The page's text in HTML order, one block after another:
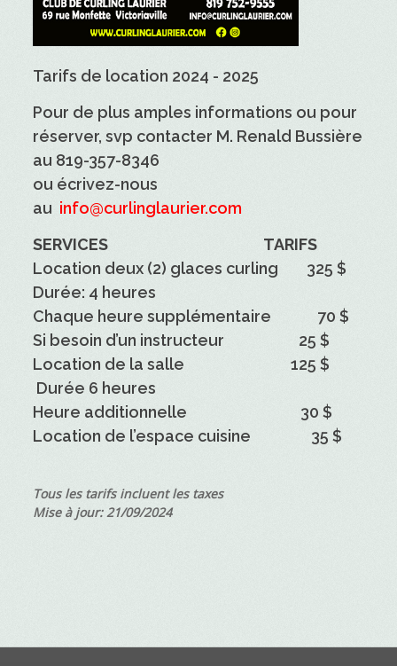
Tarifs de location 2024 - 2025
Pour de plus amples informations ou pour
réserver, svp contacter M. Renald Bussière
au 819-357-8346
ou écrivez-nous
au info@curlinglaurier.com
SERVICES TARIFS
Location deux (2) glaces curling 325 $
Durée: 4 heures
Chaque heure supplémentaire 70 $
Si besoin d’un instructeur 25 $
Location de la salle 125 $
Durée 6 heures
Heure additionnelle 30 $
Location de l’espace cuisine 35 $
Tous les tarifs incluent les taxes
Mise à jour: 21/09/2024